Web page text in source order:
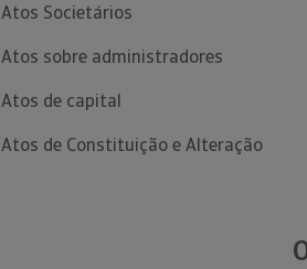
Atos Societários
Atos sobre administradores
Atos de capital
Atos de Constituição e Alteração